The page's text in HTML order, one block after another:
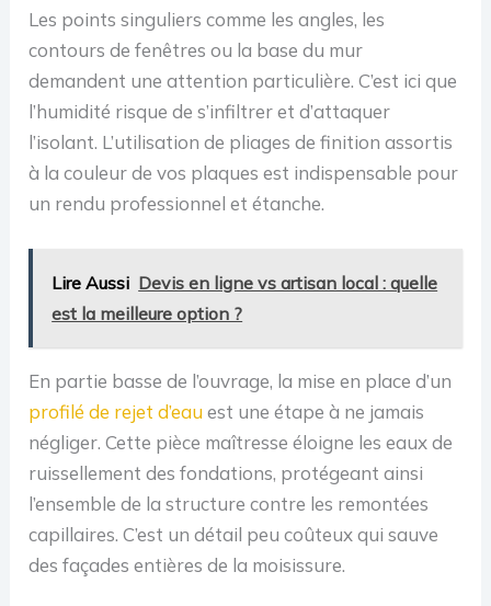
Les points singuliers comme les angles, les
contours de fenêtres ou la base du mur
demandent une attention particulière. C’est ici que
l’humidité risque de s’infiltrer et d’attaquer
l’isolant. L’utilisation de pliages de finition assortis
à la couleur de vos plaques est indispensable pour
un rendu professionnel et étanche.
Lire Aussi Devis en ligne vs artisan local : quelle
est la meilleure option ?
En partie basse de l’ouvrage, la mise en place d’un
profilé de rejet d’eauest une étape à ne jamais
négliger. Cette pièce maîtresse éloigne les eaux de
ruissellement des fondations, protégeant ainsi
l’ensemble de la structure contre les remontées
capillaires. C’est un détail peu coûteux qui sauve
des façades entières de la moisissure.